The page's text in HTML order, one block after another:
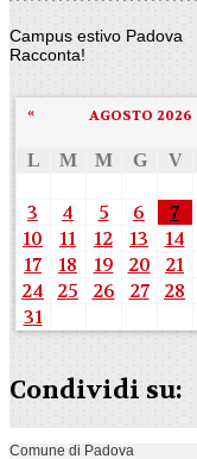
Campus estivo Padova
Racconta!
AGOSTO 2026
«
L M M G V
3
4 5 6 7
10
11 12 13 14
17
18 19 20 21
24
25 26 27 28
31
Condividi su:
Comune di Padova